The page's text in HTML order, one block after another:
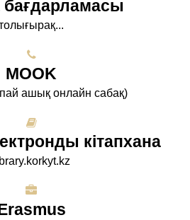
бағдарламасы
МООK
ашық онлайн сабақ)
кітапхана